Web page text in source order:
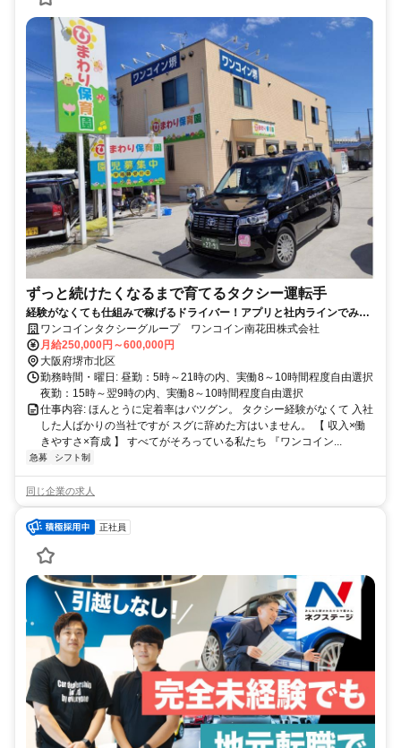
ずっと続けたくなるまで育てるタクシー運転手
経験がなくても仕組みで稼げるドライバー！アプリと社内ラインでみん
なが手厚くサポート
ワンコインタクシーグループ ワンコイン南花田株式会社
月給250,000円～600,000円
大阪府堺市北区
勤務時間・曜日: 昼勤：5時～21時の内、実働8～10時間程度自由選択
夜勤：15時～翌9時の内、実働8～10時間程度自由選択
仕事内容: ほんとうに定着率はバツグン。 タクシー経験がなくて 入社
した人ばかりの当社ですが スグに辞めた方はいません。 【 収入×働
きやすさ×育成 】 すべてがそろっている私たち 『ワンコイン...
急募 シフト制
同じ企業の求人
正社員